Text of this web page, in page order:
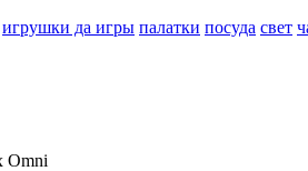
игрушки да игры палатки посуда свет
Omni